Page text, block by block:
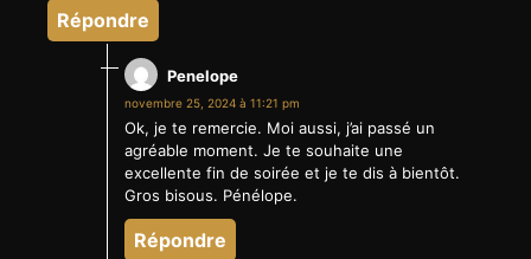
Répondre
Penelope
novembre 25, 2024 à 11:21 pm
Ok, je te remercie. Moi aussi, j’ai passé un
agréable moment. Je te souhaite une
excellente fin de soirée et je te dis à bientôt.
Gros bisous. Pénélope.
Répondre